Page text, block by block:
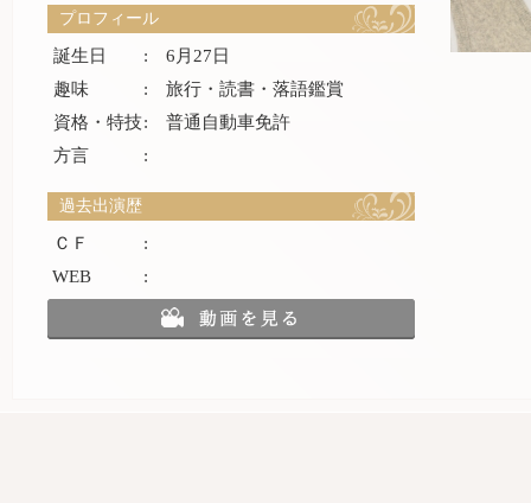
プロフィール
誕生日 :
6月27日
趣味
:
旅行・読書・落語鑑賞
資格・特技:
普通自動車免許
方言
:
過去出演歴
ＣＦ
:
WEB
: